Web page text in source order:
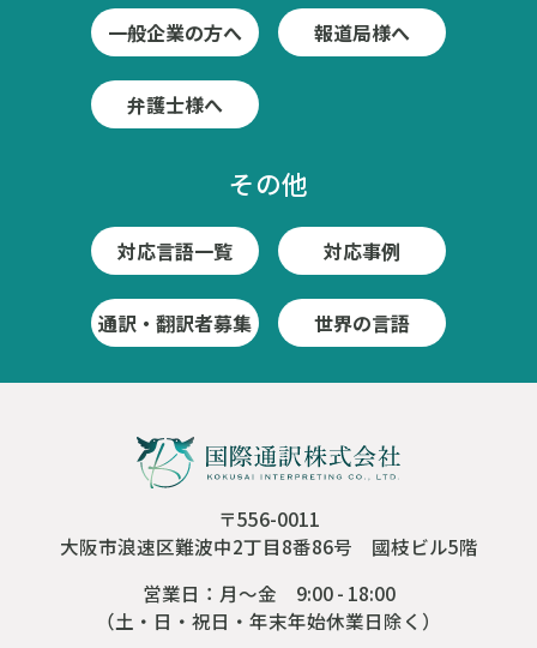
一般企業の方へ 報道局様へ
弁護士様へ
その他
対応言語一覧 対応事例
通訳・翻訳者募集 世界の言語
〒556-0011
大阪市浪速区難波中2丁目8番86号 國枝ビル5階
営業日：月～金 9:00 - 18:00
（土・日・祝日・年末年始休業日除く）